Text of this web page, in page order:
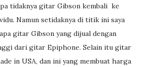
tidaknya gitar Gibson kembali ke
Namun setidaknya di titik ini saya
gitar Gibson yang dijual dengan
dari gitar Epiphone. Selain itu gitar
in USA, dan ini yang membuat harga